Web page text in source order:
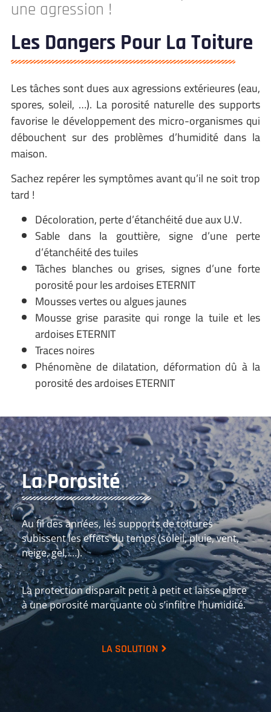
une agression !
Les Dangers Pour La Toiture
Les tâches sont dues aux agressions extérieures (eau,
spores, soleil, …). La porosité naturelle des supports
favorise le développement des micro-organismes qui
débouchent sur des problèmes d’humidité dans la
maison.
Sachez repérer les symptômes avant qu’il ne soit trop
tard !
Décoloration, perte d’étanchéité due aux U.V.
Sable dans la gouttière, signe d’une perte
d’étanchéité des tuiles
Tâches blanches ou grises, signes d’une forte
porosité pour les ardoises ETERNIT
Mousses vertes ou algues jaunes
Mousse grise parasite qui ronge la tuile et les
ardoises ETERNIT
Traces noires
Phénomène de dilatation, déformation dû à la
porosité des ardoises ETERNIT
La Porosité
Au fil des années, les supports de toitures
subissent les effets du temps (soleil, pluie, vent,
neige, gel, …).
La protection disparaît petit à petit et laisse place
à une porosité marquante où s’infiltre l’humidité.
LA SOLUTION